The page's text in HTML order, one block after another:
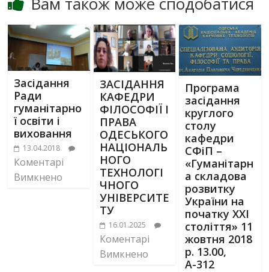
Засідання
Ради
гуманітарно
ї освіти і
виховання
13.04.2018
Коментарі
Вимкнено
ЗАСІДАННЯ
КАФЕДРИ
ФІЛОСОФІЇ І
ПРАВА
ОДЕСЬКОГО
НАЦІОНАЛЬ
НОГО
ТЕХНОЛОГІ
ЧНОГО
УНІВЕРСИТЕ
ТУ
16.01.2025
Коментарі
Вимкнено
Програма
засідання
круглого
столу
кафедри
СФіП –
«Гуманітарн
а складова
розвитку
України на
початку ХХІ
століття» 11
жовтня 2018
р. 13.00,
А-312